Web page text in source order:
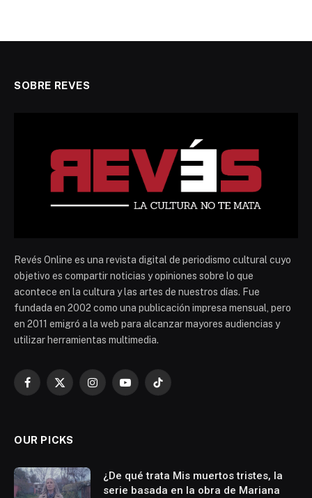
SOBRE REVES
Revés Online es una revista digital de periodismo cultural cuyo
objetivo es compartir noticias y opiniones sobre lo que
acontece en la cultura y las artes de nuestros días. Fue
fundada en 2002 como una publicación impresa mensual, pero
en 2011 emigró a la web para alcanzar mayores audiencias y
utilizar herramientas multimedia.
Facebook
X
InstagramYouTubeTikTok
OUR PICKS
¿De qué trata Mis muertos tristes, la
serie basada en la obra de Mariana